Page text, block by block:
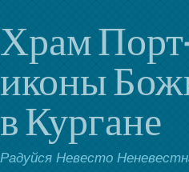
Храм
иконы
в Кургане
Радуйся Невесто